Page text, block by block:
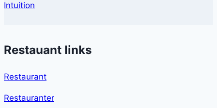
Intuition
Restauant links
Restaurant
Restauranter